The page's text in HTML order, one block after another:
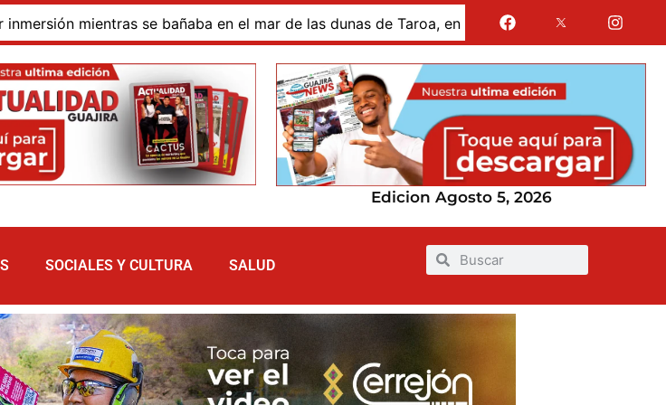
mientras se bañaba en el mar de las dunas de Taroa, en la Alta Guajira Gases de La
Edicion Agosto 5, 2026
SOCIALES Y CULTURA SALUD